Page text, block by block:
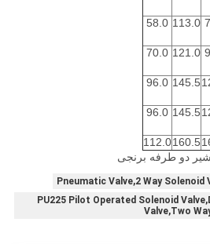
113.0
58.0
121.0
70.0
145.5
96.0
145.5
96.0
160.5
112.0
دو طرفه برنجی
Pneumatic Valve,2 Way Solenoid
PU225 Pilot Operated Solenoid
Valve,Two